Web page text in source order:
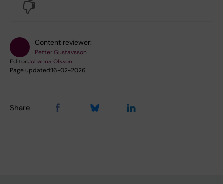
Content reviewer:
Petter Gustavsson
Editor:Johanna Olsson
Page updated:16-02-2026
Share